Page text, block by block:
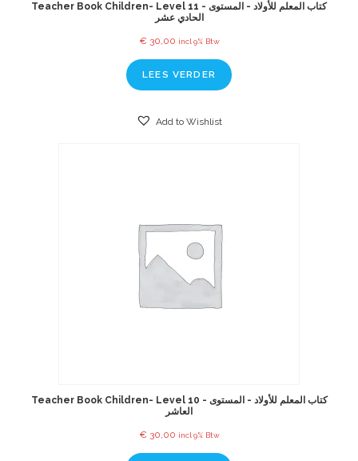
Teacher Book Children- Level 11 - كتاب المعلم للأولاد - المستوى
الحادي عشر
€30,00 incl 9% Btw
LEES VERDER
Add to Wishlist
Teacher Book Children- Level 10 - كتاب المعلم للأولاد - المستوى
العاشر
€30,00 incl 9% Btw